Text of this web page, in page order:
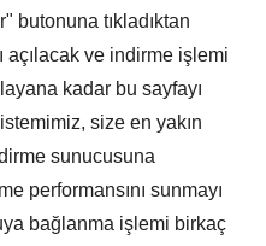
" butonuna tıkladıktan
açılacak ve indirme işlemi
kadar bu sayfayı
size en yakın
sunucusuna
performansını sunmayı
bağlanma işlemi birkaç